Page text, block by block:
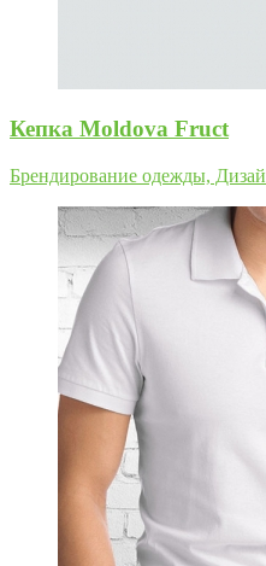
Кепка Moldova Fruct
Брендирование одежды,